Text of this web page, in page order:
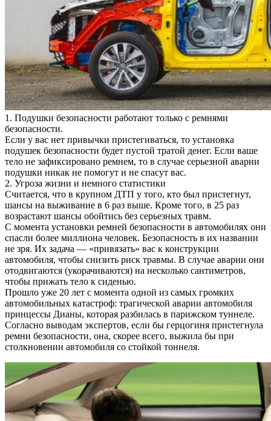
1. Подушки безопасности работают только с ремнями
безопасности.
Если у вас нет привычки пристегиваться, то установка
подушек безопасности будет пустой тратой денег. Если ваше
тело не зафиксировано ремнем, то в случае серьезной аварии
подушки никак не помогут и не спасут вас.
2. Угроза жизни и немного статистики
Считается, что в крупном ДТП у того, кто был пристегнут,
шансы на выживание в 6 раз выше. Кроме того, в 25 раз
возрастают шансы обойтись без серьезных травм.
С момента установки ремней безопасности в автомобилях они
спасли более миллиона человек. Безопасность в их названии
не зря. Их задача — «привязать» вас к конструкции
автомобиля, чтобы снизить риск травмы. В случае аварии они
отодвигаются (укорачиваются) на несколько сантиметров,
чтобы прижать тело к сиденью.
Прошло уже 20 лет с момента одной из самых громких
автомобильных катастроф: трагической аварии автомобиля
принцессы Дианы, которая разбилась в парижском туннеле.
Согласно выводам экспертов, если бы герцогиня пристегнула
ремни безопасности, она, скорее всего, выжила бы при
столкновении автомобиля со стойкой тоннеля.